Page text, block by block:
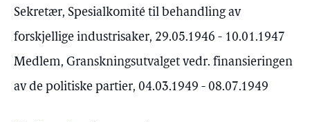
Sekretær, Spesialkomité til behandling av
forskjellige industrisaker, 29.05.1946 - 10.01.1947
Medlem, Granskningsutvalget vedr. finansieringen
av de politiske partier, 04.03.1949 - 08.07.1949